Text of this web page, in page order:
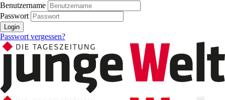
Benutzername
Passwort
Login
Passwort vergessen?